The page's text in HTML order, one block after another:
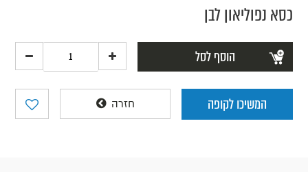
כסא נפוליאון לבן
הוסף לסל
המשיכו לקופה חזרה